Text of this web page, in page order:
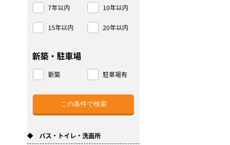
7年以内 10年以内
15年以内 20年以内
新築・駐車場
新築 駐車場有
◆ バス・トイレ・洗面所